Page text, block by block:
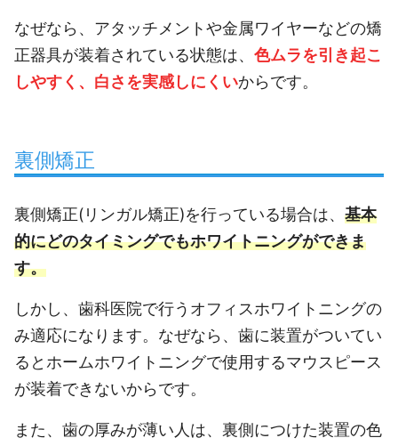
なぜなら、アタッチメントや金属ワイヤーなどの矯
正器具が装着されている状態は、 色ムラを引き起こ
しやすく、白さを実感しにくいからです。
裏側矯正
裏側矯正(リンガル矯正)を行っている場合は、 基本
的にどのタイミングでもホワイトニングができま
す。
しかし、歯科医院で行うオフィスホワイトニングの
み適応になります。なぜなら、歯に装置がついてい
るとホームホワイトニングで使用するマウスピース
が装着できないからです。
また、歯の厚みが薄い人は、裏側につけた装置の色